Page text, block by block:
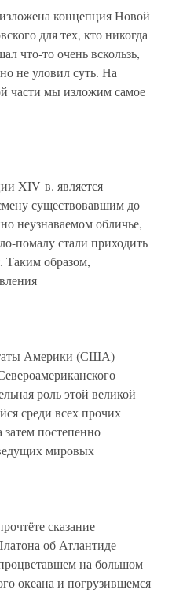
концепция Новой
для тех, кто никогда
что-то очень вскользь,
не уловил суть. На
части мы изложим самое
XIV в. является
существовавшим до
неузнаваемом обличье,
помалу стали приходить
Таким образом,
Америки (США)
роль этой великой
среди всех прочих
постепенно
мировых
сказание
об Атлантиде —
на большом
океана и погрузившемся